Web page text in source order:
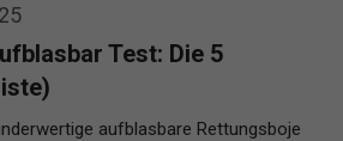
Test: Die 5
aufblasbare Rettungsboje